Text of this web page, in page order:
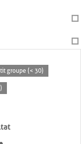
groupe (< 30)